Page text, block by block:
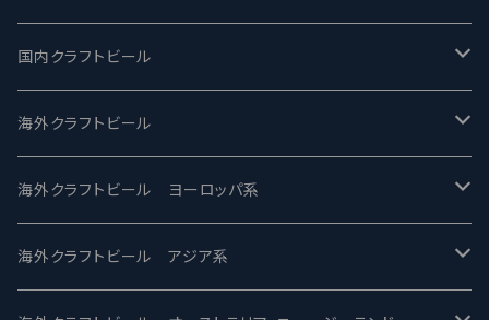
国内クラフトビール
UCHU BREWING -うちゅうブルーイング
バテレ -VERTERE
2nd Story Ale Works -セカンドストーリー
海外クラフトビール
Modern Times モダンタイムズ
Maui マウイ
海外クラフトビール ヨーロッパ系
UnBarred -アンバード
海外クラフトビール アジア系